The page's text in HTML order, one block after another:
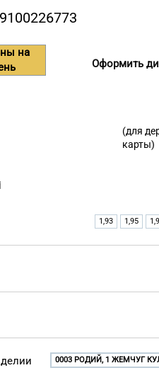
на
Оформить
(для
карты)
1,93 1,95
0003 РОДИЙ, 1 ЖЕМЧУГ